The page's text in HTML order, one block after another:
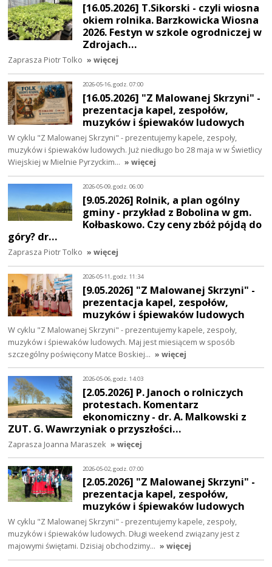
[16.05.2026] T.Sikorski - czyli wiosna
okiem rolnika. Barzkowicka Wiosna
2026. Festyn w szkole ogrodniczej w
Zdrojach…
Zaprasza Piotr Tolko » więcej
2026-05-16, godz. 07:00
[16.05.2026] "Z Malowanej Skrzyni" -
prezentacja kapel, zespołów,
muzyków i śpiewaków ludowych
W cyklu "Z Malowanej Skrzyni" - prezentujemy kapele, zespoły,
muzyków i śpiewaków ludowych. Już niedługo bo 28 maja w w Świetlicy
Wiejskiej w Mielnie Pyrzyckim… » więcej
2026-05-09, godz. 06:00
[9.05.2026] Rolnik, a plan ogólny
gminy - przykład z Bobolina w gm.
Kołbaskowo. Czy ceny zbóż pójdą do
góry? dr…
Zaprasza Piotr Tolko » więcej
2026-05-11, godz. 11:34
[9.05.2026] "Z Malowanej Skrzyni" -
prezentacja kapel, zespołów,
muzyków i śpiewaków ludowych
W cyklu "Z Malowanej Skrzyni" - prezentujemy kapele, zespoły,
muzyków i śpiewaków ludowych. Maj jest miesiącem w sposób
szczególny poświęcony Matce Boskiej… » więcej
2026-05-06, godz. 14:03
[2.05.2026] P. Janoch o rolniczych
protestach. Komentarz
ekonomiczny - dr. A. Malkowski z
ZUT. G. Wawrzyniak o przyszłości…
Zaprasza Joanna Maraszek » więcej
2026-05-02, godz. 07:00
[2.05.2026] "Z Malowanej Skrzyni" -
prezentacja kapel, zespołów,
muzyków i śpiewaków ludowych
W cyklu "Z Malowanej Skrzyni" - prezentujemy kapele, zespoły,
muzyków i śpiewaków ludowych. Długi weekend związany jest z
majowymi świętami. Dzisiaj obchodzimy… » więcej